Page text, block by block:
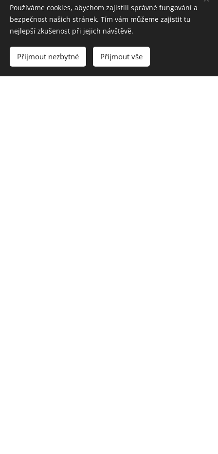
Používáme cookies, abychom zajistili správné fungování a
bezpečnost našich stránek. Tím vám můžeme zajistit tu
nejlepší zkušenost při jejich návštěvě.
Přijmout nezbytné Přijmout vše